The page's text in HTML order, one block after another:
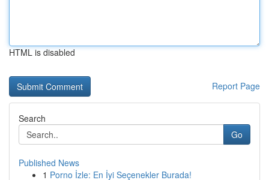
HTML is disabled
Report Page
Search
Go
Published News
1 Porno İzle: En İyi Seçenekler Burada!